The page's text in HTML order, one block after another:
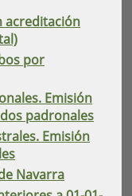
acreditación
por
Emisión
padronales
Emisión
Navarra